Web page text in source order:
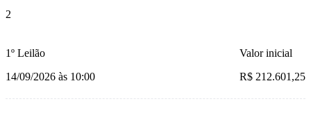
2
1º Leilão
14/09/2026 às 10:00
Valor inicial
R$ 212.601,25